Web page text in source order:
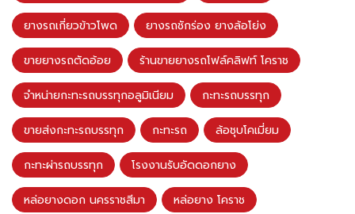
ยางรถเกี่ยวข้าวโพด ยางรถชักร่อง ยางล้อโย่ง
ขายยางรถตัดอ้อย ร้านขายยางรถโฟล์คลิฟท์ โคราช
จำหน่ายกะทะรถบรรทุกอลูมิเนียม กะทะรถบรรทุก
ขายส่งกะทะรถบรรทุก กะทะรถ ล้อชุบโคเมี่ยม
กะทะผ่ารถบรรทุก โรงงานรับอัดดอกยาง
หล่อยางดอก นครราชสีมา หล่อยาง โคราช